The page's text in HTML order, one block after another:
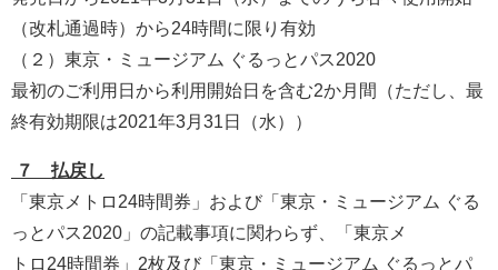
（改札通過時）から24時間に限り有効
（２）東京・ミュージアム ぐるっとパス2020
最初のご利用日から利用開始日を含む2か月間（ただし、最
終有効期限は2021年3月31日（水））
７ 払戻し
「東京メトロ24時間券」および「東京・ミュージアム ぐる
っとパス2020」の記載事項に関わらず、「東京メ
トロ24時間券」2枚及び「東京・ミュージアム ぐるっとパ